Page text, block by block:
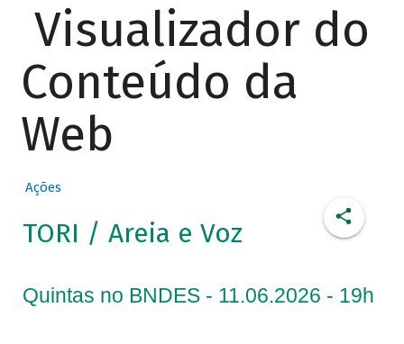
Visualizador do
Conteúdo da
Web
Ações
TORI / Areia e Voz
Quintas no BNDES - 11.06.2026 - 19h